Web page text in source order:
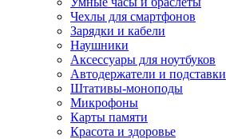
Чехлы для смартфонов
Зарядки и кабели
Наушники
Аксессуары для ноутбуков
Автодержатели и подставки
Штативы-моноподы
Микрофоны
Карты памяти
Красота и здоровье